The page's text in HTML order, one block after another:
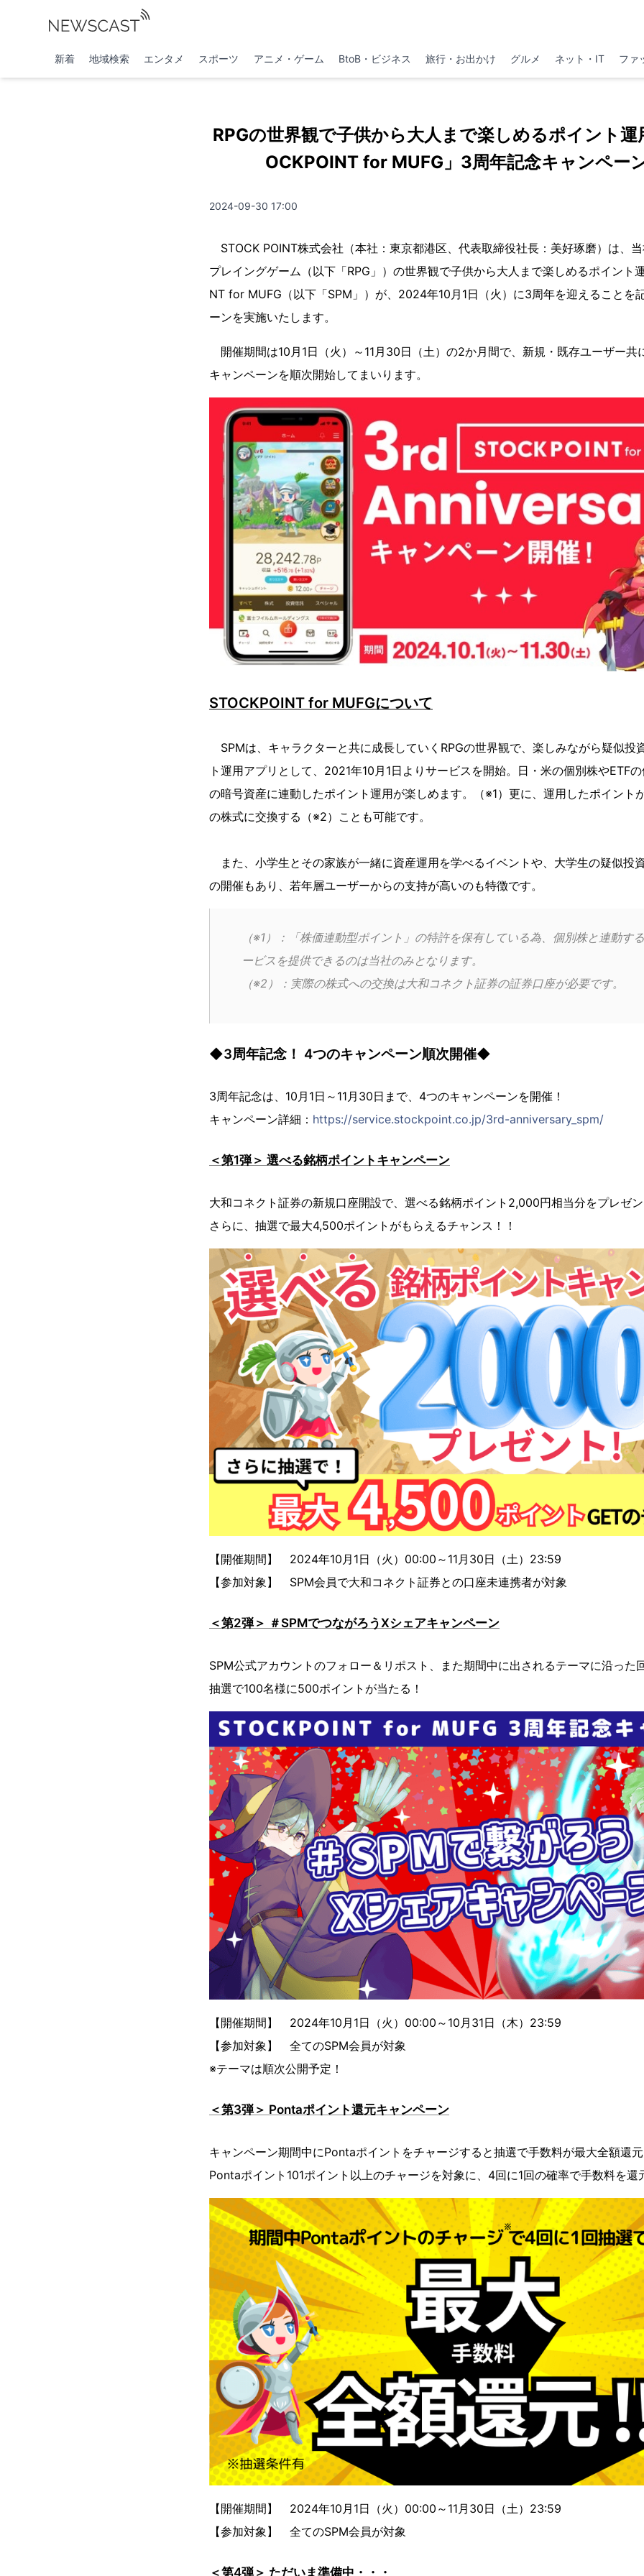
新着 地域検索 エンタメ スポーツ アニメ・ゲーム BtoB・ビジネス 旅行・お出かけ グルメ ネット・IT ファ
RPGの世界観で子供から大人まで楽しめるポイント
OCKPOINT for MUFG」3周年記念キャンペー
2024-09-30 17:00
STOCK POINT株式会社（本社：東京都港区、代表取締役社長：美好琢磨）は、
プレイングゲーム（以下「RPG」）の世界観で子供から大人まで楽しめるポイント
NT for MUFG（以下「SPM」）が、2024年10月1日（火）に3周年を迎えることを
ーンを実施いたします。
開催期間は10月1日（火）～11月30日（土）の2か月間で、新規・既存ユーザー共
キャンペーンを順次開始してまいります。
STOCKPOINT for MUFGについて
SPMは、キャラクターと共に成長していくRPGの世界観で、楽しみながら疑似投
ト運用アプリとして、2021年10月1日よりサービスを開始。日・米の個別株やETF
の暗号資産に連動したポイント運用が楽しめます。（※1）更に、運用したポイント
の株式に交換する（※2）ことも可能です。
また、小学生とその家族が一緒に資産運用を学べるイベントや、大学生の疑似投
の開催もあり、若年層ユーザーからの支持が高いのも特徴です。
（※1）：「株価連動型ポイント」の特許を保有している為、個別株と連動す
ービスを提供できるのは当社のみとなります。
（※2）：実際の株式への交換は大和コネクト証券の証券口座が必要です。
◆3周年記念！ 4つのキャンペーン順次開催◆
3周年記念は、10月1日～11月30日まで、4つのキャンペーンを開催！
キャンペーン詳細： https://service.stockpoint.co.jp/3rd-anniversary_spm/
＜第1弾＞ 選べる銘柄ポイントキャンペーン
大和コネクト証券の新規口座開設で、選べる銘柄ポイント2,000円相当分をプレゼ
さらに、抽選で最大4,500ポイントがもらえるチャンス！！
【開催期間】 2024年10月1日（火）00:00～11月30日（土）23:59
【参加対象】 SPM会員で大和コネクト証券との口座未連携者が対象
＜第2弾＞ ＃SPMでつながろうXシェアキャンペーン
SPM公式アカウントのフォロー＆リポスト、また期間中に出されるテーマに沿った
抽選で100名様に500ポイントが当たる！
【開催期間】 2024年10月1日（火）00:00～10月31日（木）23:59
【参加対象】 全てのSPM会員が対象
※テーマは順次公開予定！
＜第3弾＞ Pontaポイント還元キャンペーン
キャンペーン期間中にPontaポイントをチャージすると抽選で手数料が最大全額還
Pontaポイント101ポイント以上のチャージを対象に、4回に1回の確率で手数料を還
【開催期間】 2024年10月1日（火）00:00～11月30日（土）23:59
【参加対象】 全てのSPM会員が対象
＜第4弾＞ ただいま準備中・・・